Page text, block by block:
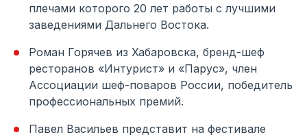
плечами которого 20 лет работы с лучшими
заведениями Дальнего Востока.
Роман Горячев из Хабаровска, бренд-шеф
ресторанов «Интурист» и «Парус», член
Ассоциации шеф-поваров России, победитель
профессиональных премий.
Павел Васильев представит на фестивале